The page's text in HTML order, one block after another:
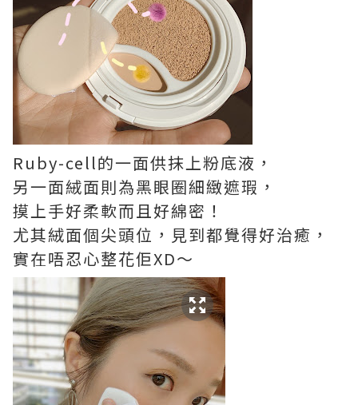
Ruby-cell的一面供抹上粉底液，
另一面絨面則為黑眼圈細緻遮瑕，
摸上手好柔軟而且好綿密！
尤其絨面個尖頭位，見到都覺得好治癒，
實在唔忍心整花佢XD～